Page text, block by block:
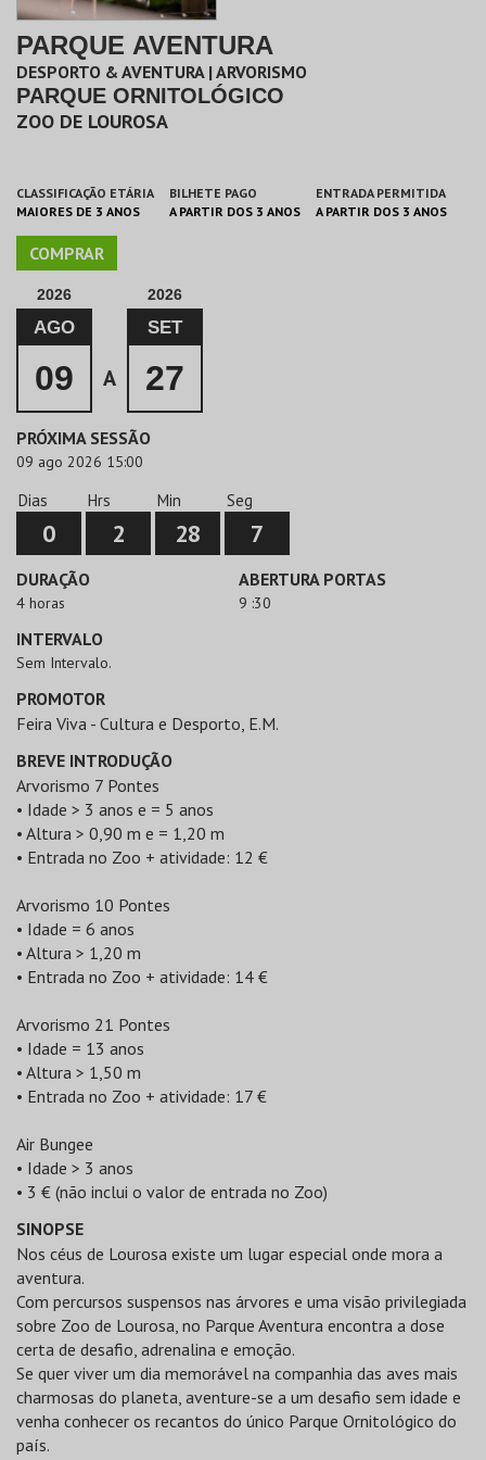
PARQUE AVENTURA
DESPORTO & AVENTURA | ARVORISMO
PARQUE ORNITOLÓGICO
ZOO DE LOUROSA
CLASSIFICAÇÃO ETÁRIA
MAIORES DE 3 ANOS
BILHETE PAGO
A PARTIR DOS 3 ANOS
ENTRADA PERMITIDA
A PARTIR DOS 3 ANOS
COMPRAR
2026
AGO
09 A
2026
SET
27
PRÓXIMA SESSÃO
09 ago 2026 15:00
Dias
0
Hrs
2
Min
28
Seg
7
DURAÇÃO
4 horas
ABERTURA PORTAS
9 :30
INTERVALO
Sem Intervalo.
PROMOTOR
Feira Viva - Cultura e Desporto, E.M.
BREVE INTRODUÇÃO
Arvorismo 7 Pontes
• Idade > 3 anos e = 5 anos
• Altura > 0,90 m e = 1,20 m
• Entrada no Zoo + atividade: 12 €
Arvorismo 10 Pontes
• Idade = 6 anos
• Altura > 1,20 m
• Entrada no Zoo + atividade: 14 €
Arvorismo 21 Pontes
• Idade = 13 anos
• Altura > 1,50 m
• Entrada no Zoo + atividade: 17 €
Air Bungee
• Idade > 3 anos
• 3 € (não inclui o valor de entrada no Zoo)
SINOPSE
Nos céus de Lourosa existe um lugar especial onde mora a
aventura.
Com percursos suspensos nas árvores e uma visão privilegiada
sobre Zoo de Lourosa, no Parque Aventura encontra a dose
certa de desafio, adrenalina e emoção.
Se quer viver um dia memorável na companhia das aves mais
charmosas do planeta, aventure-se a um desafio sem idade e
venha conhecer os recantos do único Parque Ornitológico do
país.